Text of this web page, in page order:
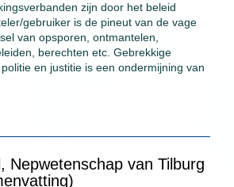
zijn door het beleid
gebruiker is de pineut van de vage
van opsporen, ontmantelen,
berechten etc. Gebrekkige
en justitie is een ondermijning van
Nepwetenschap van Tilburg